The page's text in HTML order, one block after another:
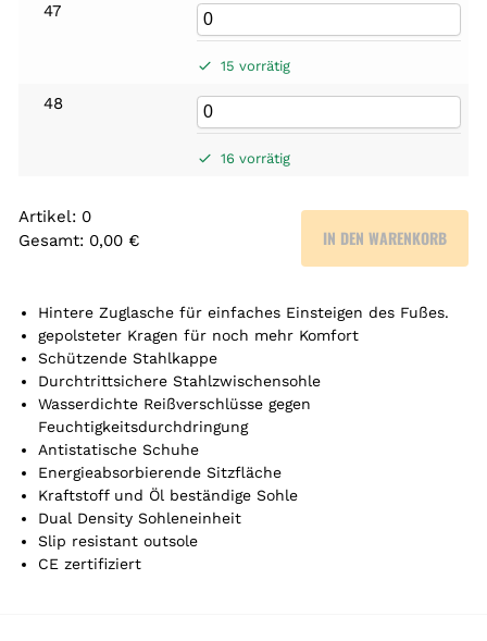
47
15 vorrätig
48
16 vorrätig
Artikel: 0
Gesamt: 0,00 €
r
t
i
k
e
.
Y
o
u
IN DEN WARENKORB
Hintere Zuglasche für einfaches Einsteigen des Fußes.
gepolsteter Kragen für noch mehr Komfort
Schützende Stahlkappe
Durchtrittsichere Stahlzwischensohle
Wasserdichte Reißverschlüsse gegen
Feuchtigkeitsdurchdringung
Antistatische Schuhe
Energieabsorbierende Sitzfläche
Kraftstoff und Öl beständige Sohle
Dual Density Sohleneinheit
Slip resistant outsole
CE zertifiziert